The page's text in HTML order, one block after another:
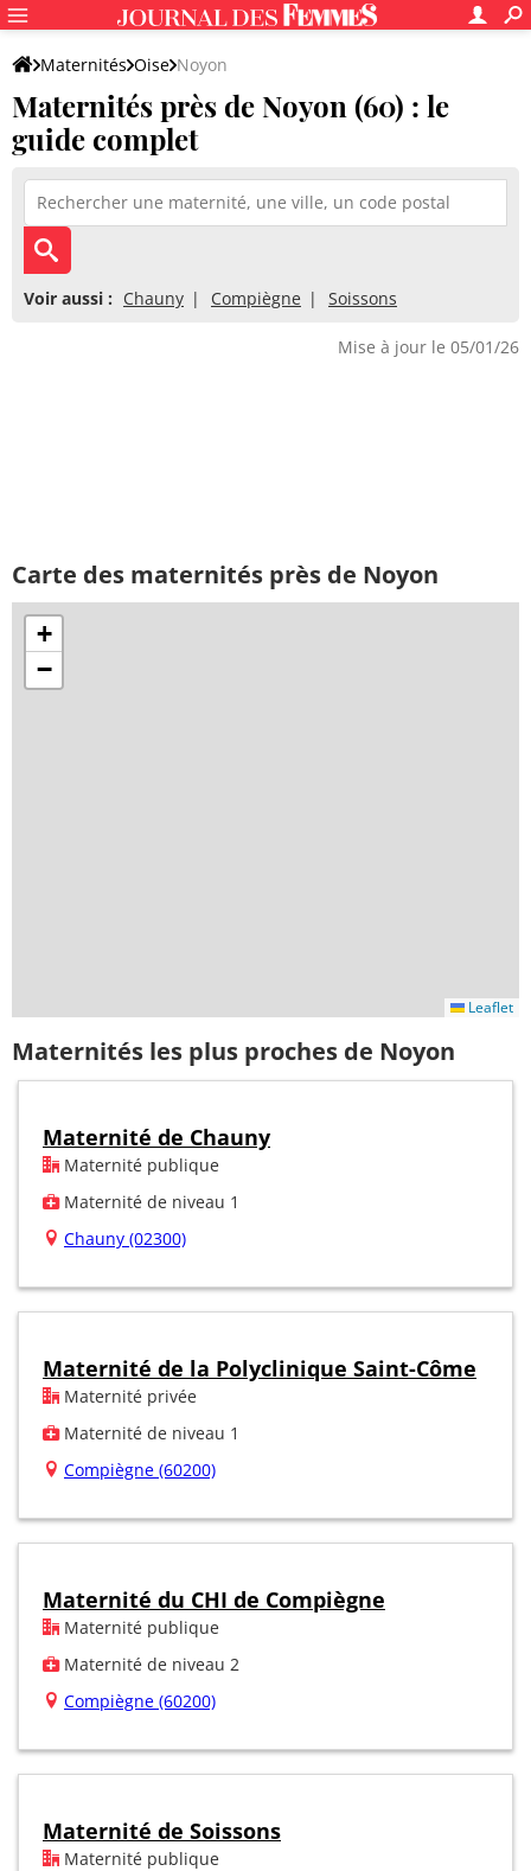
Maternités Oise Noyon
Maternités près de Noyon (60) : le
guide complet
Voir aussi : Chauny Compiègne Soissons
Mise à jour le 05/01/26
Carte des maternités près de Noyon
+
−
Leaflet
Maternités les plus proches de Noyon
Maternité de Chauny
Maternité publique
Maternité de niveau 1
Chauny (02300)
Maternité de la Polyclinique Saint-Côme
Maternité privée
Maternité de niveau 1
Compiègne (60200)
Maternité du CHI de Compiègne
Maternité publique
Maternité de niveau 2
Compiègne (60200)
Maternité de Soissons
Maternité publique